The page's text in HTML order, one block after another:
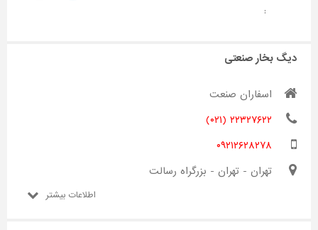
:
دیگ بخار صنعتی
اسفاران صنعت
۲۲۳۲۷۶۲۲ (۰۲۱)
۰۹۲۱۲۶۲۸۲۷۸
تهران - تهران - بزرگراه رسالت
اطلاعات بیشتر